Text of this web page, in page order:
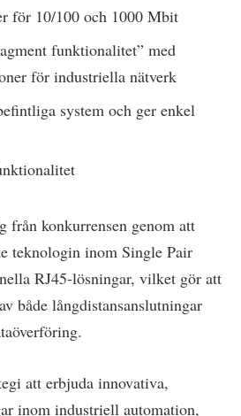
för 10/100 och 1000 Mbit
funktionalitet” med
för industriella nätverk
system och ger enkel
från konkurrensen genom att
teknologin inom Single Pair
RJ45-lösningar, vilket gör att
både långdistansanslutningar
att erbjuda innovativa,
inom industriell automation,